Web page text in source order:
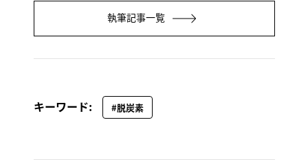
執筆記事一覧
キーワード: #脱炭素